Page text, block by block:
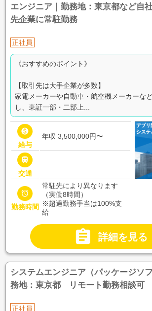
エンジニア｜勤務地：東京都など自
先企業に常駐勤務
正社員
《おすすめのポイント》
【取引先は大手企業が多数】
家電メーカーや自動車・航空機メーカーな
し、東証一部・二部上...

給与
年収 3,500,000円〜

交通

勤務時間
常駐先により異なります
（実働8時間）
※超過勤務手当は100%支
給
 詳細を見る
システムエンジニア（パッケージソ
務地：東京都 リモート勤務相談可
正社員